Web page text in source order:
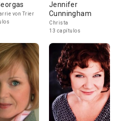
von Trier
Jennifer
Cunningham
Christa
13 capítulos